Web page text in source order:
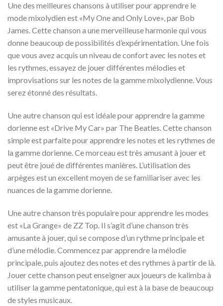
Une des meilleures chansons à utiliser pour apprendre le
mode mixolydien est «My One and Only Love», par Bob
James. Cette chanson a une merveilleuse harmonie qui vous
donne beaucoup de possibilités d’expérimentation. Une fois
que vous avez acquis un niveau de confort avec les notes et
les rythmes, essayez de jouer différentes mélodies et
improvisations sur les notes de la gamme mixolydienne. Vous
serez étonné des résultats.
Une autre chanson qui est idéale pour apprendre la gamme
dorienne est «Drive My Car» par The Beatles. Cette chanson
simple est parfaite pour apprendre les notes et les rythmes de
la gamme dorienne. Ce morceau est très amusant à jouer et
peut être joué de différentes manières. L’utilisation des
arpèges est un excellent moyen de se familiariser avec les
nuances de la gamme dorienne.
Une autre chanson très populaire pour apprendre les modes
est «La Grange» de ZZ Top. Il s’agit d’une chanson très
amusante à jouer, qui se compose d’un rythme principale et
d’une mélodie. Commencez par apprendre la mélodie
principale, puis ajoutez des notes et des rythmes à partir de là.
Jouer cette chanson peut enseigner aux joueurs de kalimba à
utiliser la gamme pentatonique, qui est à la base de beaucoup
de styles musicaux.